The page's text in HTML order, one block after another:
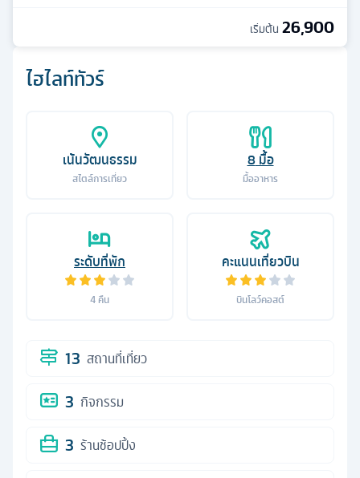
ไฮไลท์ทัวร์
เน้นวัฒนธรรม
สไตล์การเที่ยว
8มื้อ
มื้ออาหาร
ระดับที่พัก
4 คืน
คะแนนเที่ยวบิน
บินโลว์คอสต์
13 สถานที่เที่ยว
3 กิจกรรม
3 ร้านช้อปปิ้ง
เริ่มต้น 26,900